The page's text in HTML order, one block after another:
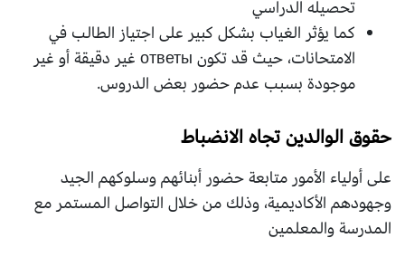
تحصيله الدراسي
كما يؤثر الغياب بشكل كبير على اجتياز الطالب في
الامتحانات، حيث قد تكون ответы غير دقيقة أو غير
موجودة بسبب عدم حضور بعض الدروس.
حقوق الوالدين تجاه الانضباط
على أولياء الأمور متابعة حضور أبنائهم وسلوكهم الجيد
وجهودهم الأكاديمية، وذلك من خلال التواصل المستمر مع
المدرسة والمعلمين